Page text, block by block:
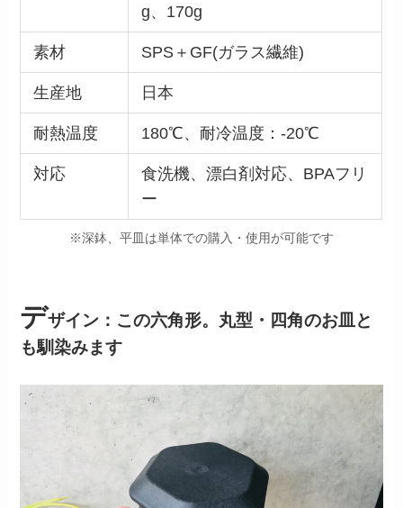
g、170g
素材 SPS＋GF(ガラス繊維)
生産地 日本
耐熱温度 180℃、耐冷温度：-20℃
対応
食洗機、漂白剤対応、BPAフリ
ー
※深鉢、平皿は単体での購入・使用が可能です
デザイン：この六角形。丸型・四角のお皿と
も馴染みます